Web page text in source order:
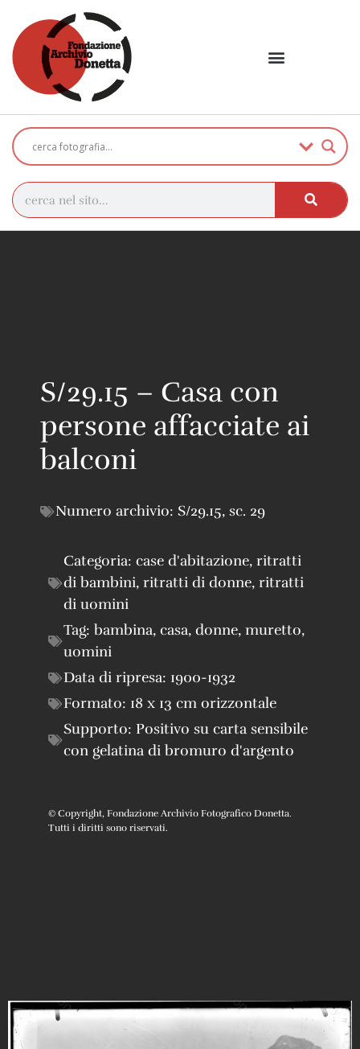
S/29.15 – Casa con
persone affacciate ai
balconi
Numero archivio: S/29.15, sc. 29
Categoria: case d'abitazione, ritratti
di bambini, ritratti di donne, ritratti
di uomini
Tag: bambina, casa, donne, muretto,
uomini
Data di ripresa: 1900-1932
Formato: 18 x 13 cm orizzontale
Supporto: Positivo su carta sensibile
con gelatina di bromuro d'argento
© Copyright, Fondazione Archivio Fotografico Donetta.
Tutti i diritti sono riservati.